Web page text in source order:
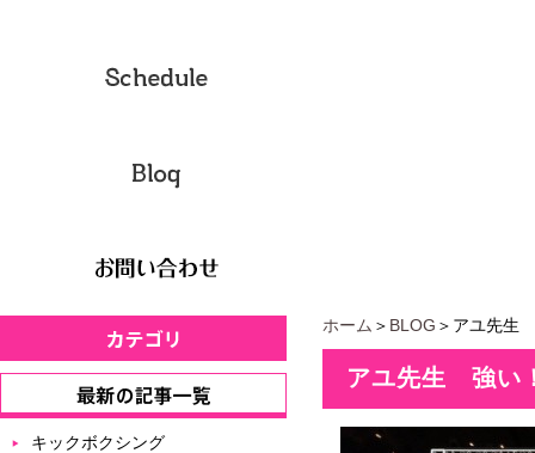
ホーム ＞ BLOG ＞アユ先生
アユ先生 強い
キックボクシング